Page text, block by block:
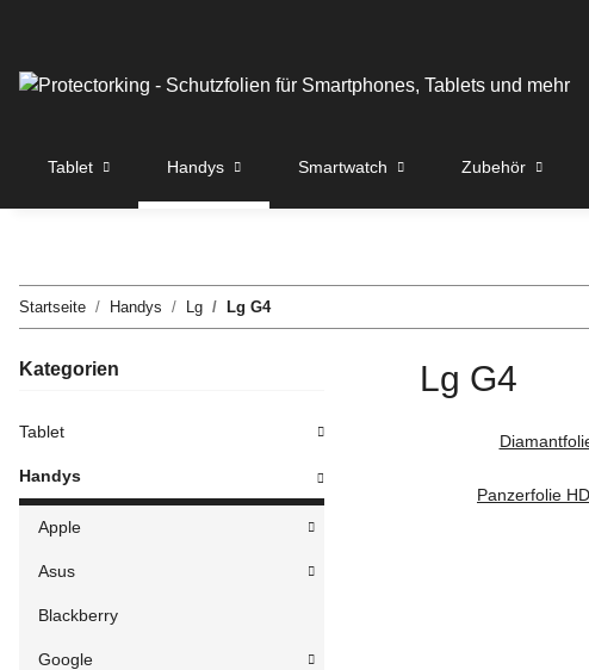
Tablet Handys Smartwatch Zubehör
Startseite Handys Lg Lg G4
Lg G4
Panzerfolie
Kategorien
Tablet
Handys
Apple
Asus
Blackberry
Google